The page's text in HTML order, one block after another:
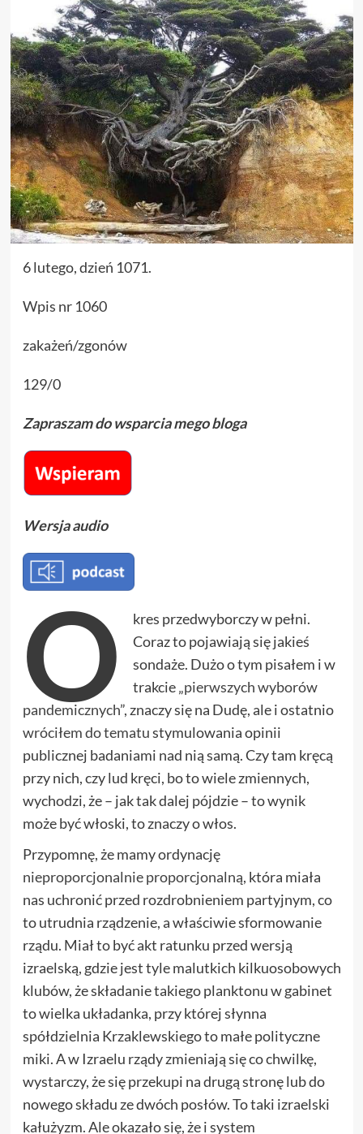
6 lutego, dzień 1071.
Wpis nr 1060
zakażeń/zgonów
129/0
Zapraszam do wsparcia mego bloga
Wersja audio
O
kres przedwyborczy w pełni.
Coraz to pojawiają się jakieś
sondaże. Dużo o tym pisałem i w
trakcie „pierwszych wyborów
pandemicznych”, znaczy się na Dudę, ale i ostatnio
wróciłem do tematustymulowania opinii
publicznej badaniami nad nią samą. Czy tam kręcą
przy nich, czy lud kręci, bo to wiele zmiennych,
wychodzi, że – jak tak dalej pójdzie – to wynik
może być włoski, to znaczy o włos.
Przypomnę, że mamy ordynację
nieproporcjonalnie proporcjonalną, która miała
nas uchronić przed rozdrobnieniem partyjnym, co
to utrudnia rządzenie, a właściwie sformowanie
rządu. Miał to być akt ratunku przed wersją
izraelską, gdzie jest tyle malutkich kilkuosobowych
klubów, że składanie takiego planktonu w gabinet
to wielka układanka, przy której słynna
spółdzielnia Krzaklewskiego to małe polityczne
miki. A w Izraelu rządy zmieniają się co chwilkę,
wystarczy, że się przekupi na drugą stronę lub do
nowego składu ze dwóch posłów. To taki izraelski
kałużyzm. Ale okazało się, że i system